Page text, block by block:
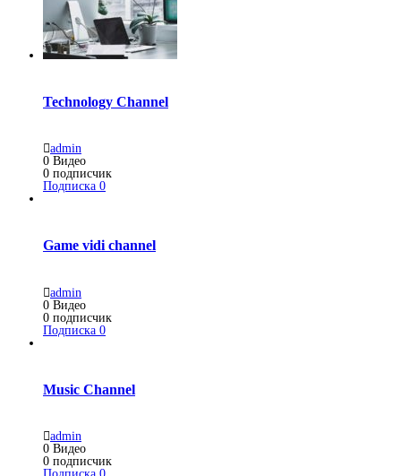
Technology Channel
admin
0 Видео
0 подписчик
Подписка 0
Game vidi channel
admin
0 Видео
0 подписчик
Подписка 0
Music Channel
admin
0 Видео
0 подписчик